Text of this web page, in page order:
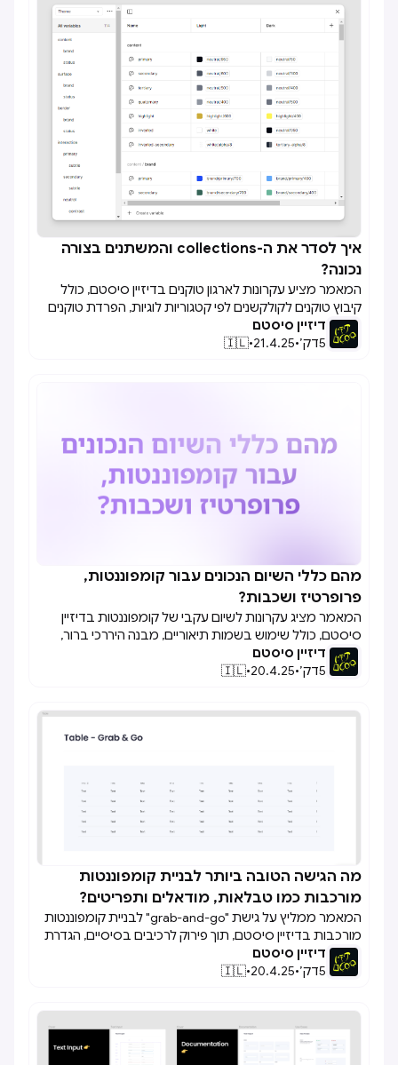

איך לסדר את ה-collections והמשתנים בצורה
נכונה?
המאמר מציע עקרונות לארגון טוקנים בדיזיין סיסטם, כולל
קיבוץ טוקנים לקולקשנים לפי קטגוריות לוגיות, הפרדת טוקנים
שאינם משתנים בין מודים, וארגון היררכי בתיקיות לשיפור הסדר
והגישה.
דיזיין סיסטם
5דק׳•
21.4.25
•
🇮🇱

מהם כללי השיום הנכונים עבור קומפוננטות,
פרופרטיז ושכבות?
המאמר מציג עקרונות לשיום עקבי של קומפוננטות בדיזיין
סיסטם, כולל שימוש בשמות תיאוריים, מבנה היררכי ברור,
והבחנה בין קומפוננטות בסיסיות למורכבות, במטרה לשפר
את הסדר והנגישות במערכת.
דיזיין סיסטם
5דק׳•
20.4.25
•
🇮🇱

מה הגישה הטובה ביותר לבניית קומפוננטות
מורכבות כמו טבלאות, מודאלים ותפריטים?
המאמר ממליץ על גישת "grab-and-go" לבניית קומפוננטות
מורכבות בדיזיין סיסטם, תוך פירוק לרכיבים בסיסיים, הגדרת
קומפוזיציות נפוצות וסימון אזורים גמישים, כדי לאפשר גמישות
בשימוש ושמירה על עקביות בעיצוב.
דיזיין סיסטם
5דק׳•
20.4.25
•
🇮🇱